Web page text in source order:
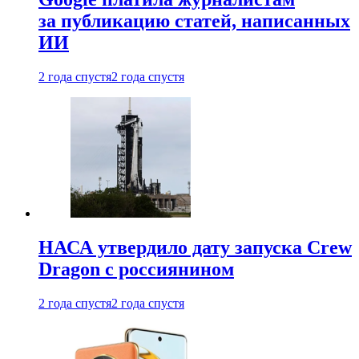
за публикацию статей, написанных
ИИ
2 года спустя2 года спустя
НАСА утвердило дату запуска Crew
Dragon с россиянином
2 года спустя2 года спустя